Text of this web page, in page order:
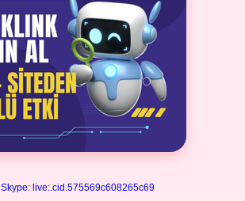
Skype: live:.cid.575569c608265c69